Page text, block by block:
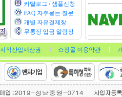
카탈로그 / 샘플신청
FAQ 자주묻는 질문
개별 자유결제창
무통장 입금 알림장
지적산업재산권 쇼핑몰 이용약관